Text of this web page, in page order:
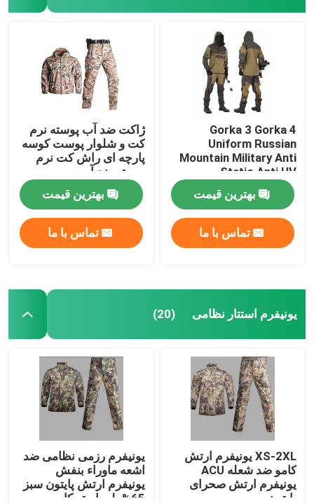
یونیفرم نظامی سفارشی
Gorka 3 Gorka 4
Uniform Russian
Mountain Military Anti
Static Anti UV
بهترین قیمت
تماس با ما
ژاکت ضد آب پوسته نرم
کت و شلوار پوست کوسه
پارچه ای راش کت نرم
پوسته ضد آب
بهترین قیمت
تماس با ما
یونیفرم استتار نظامی (20)
XS-2XL یونیفرم ارتش
کامو ضد شعله ACU
یونیفرم ارتش صحرای
پایتون
یونیفرم رزمی نظامی ضد
اشعه ماوراء بنفش
یونیفرم ارتش پایتون سبز
65% پلی استر کامو